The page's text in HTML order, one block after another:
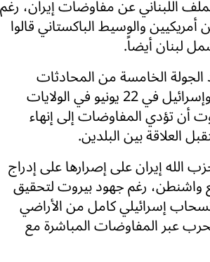
اللبناني عن مفاوضات إيران، رغم
والوسيط الباكستاني قالوا
لبنان أيضاً.
الخامسة من المحادثات
المباشرة بين لبنان وإسرائيل في 22 يونيو في الولايات
أن تؤدي المفاوضات إلى إنهاء
العلاقة بين البلدين.
الله إيران على إصرارها على إدراج
واشنطن، رغم جهود بيروت لتحقيق
إسرائيلي كامل من الأراضي
عبر المفاوضات المباشرة مع